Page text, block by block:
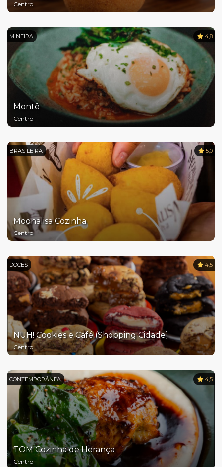
Centro
MINEIRA 4,8
Montê
Centro
BRASILEIRA 5,0
Moonalisa Cozinha
Centro
DOCES 4,5
NUH! Cookies e Café (Shopping Cidade)
Centro
CONTEMPORÂNEA 4,5
TOM Cozinha de Herança
Centro